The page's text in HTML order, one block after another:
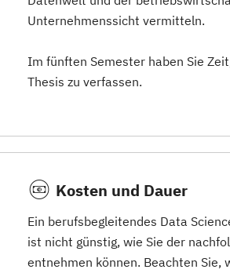
Unternehmenssicht vermitteln.
Im fünften Semester haben Sie
Thesis zu verfassen.
Kosten und Dauer
Ein berufsbegleitendes Data
ist nicht günstig, wie Sie der
entnehmen können. Beachten Sie,